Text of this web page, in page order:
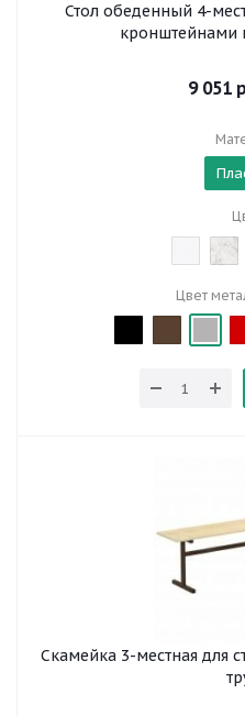
Стол обеденный 4-
кронштейнами
9 051
Цвет
Скамейка 3-местная для